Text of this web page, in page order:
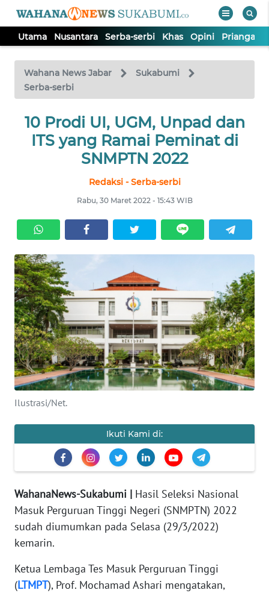
Utama Nusantara Serba-serbi Khas Opini Priangan
Wahana News Jabar
Sukabumi
Serba-serbi
10 Prodi UI, UGM, Unpad dan
ITS yang Ramai Peminat di
SNMPTN 2022
Redaksi - Serba-serbi
Rabu, 30 Maret 2022 - 15:43 WIB
Ilustrasi/Net.
Ikuti Kami di:
WahanaNews-Sukabumi | Hasil Seleksi Nasional
Masuk Perguruan Tinggi Negeri (SNMPTN) 2022
sudah diumumkan pada Selasa (29/3/2022)
kemarin.
Ketua Lembaga Tes Masuk Perguruan Tinggi
(LTMPT), Prof. Mochamad Ashari mengatakan,
TV
Tutup
NUSANTARA
KHAS
OPINI
PRIANGAN
TIMUR
SUKABUMI
PURWAKARTA
Informasi
BERITA
KONTAK
INFO
IKLAN
TENTANG
KAMI